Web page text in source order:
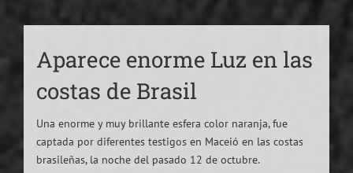
Aparece enorme Luz en las
costas de Brasil
Una enorme y muy brillante esfera color naranja, fue
captada por diferentes testigos en Maceió en las costas
brasileñas, la noche del pasado 12 de octubre.